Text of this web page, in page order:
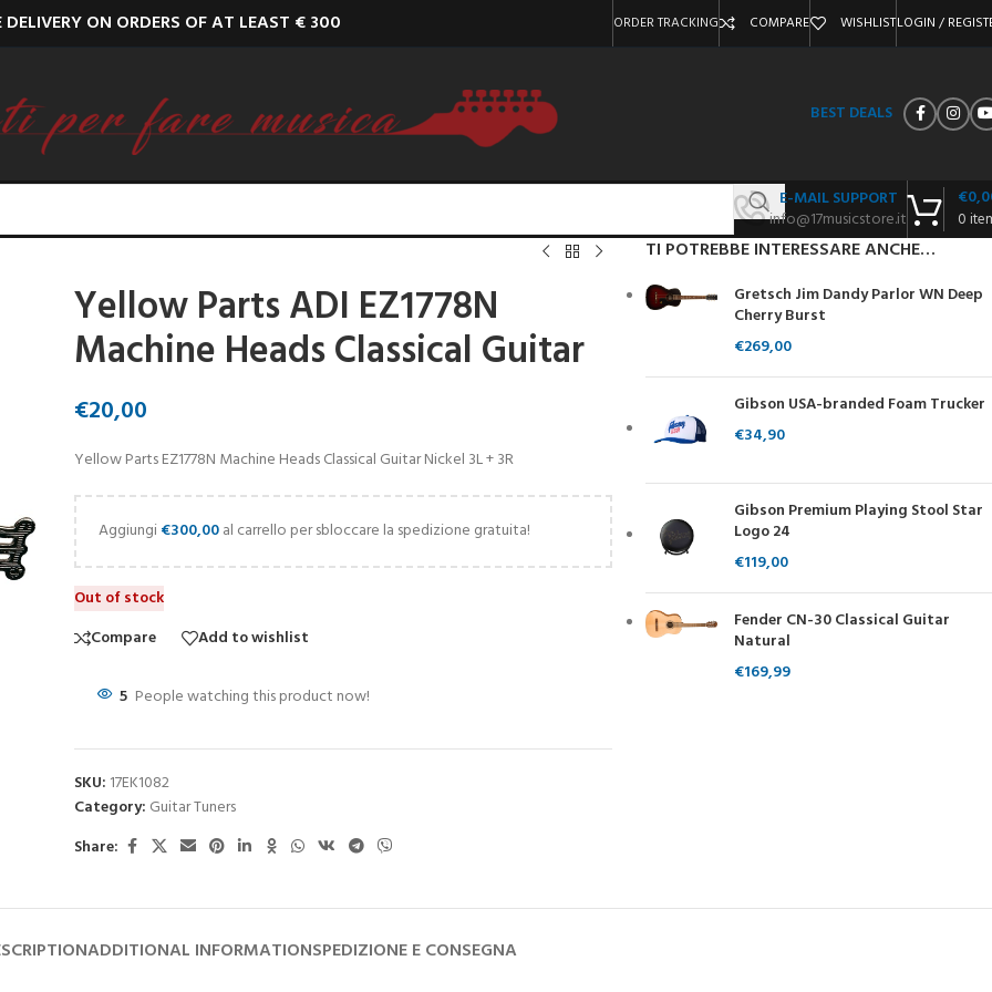
DELIVERY ON ORDERS OF AT LEAST € 300 ORDER TRACKING COMPARE WISHLISTLOGIN /
BEST DEALS
E-MAIL SUPPORT
info@17musicstore.it
0
€
Yellow Parts ADI EZ1778N
Machine Heads Classical Guitar
€20,00
Yellow Parts EZ1778N Machine Heads Classical Guitar Nickel 3L + 3R
Aggiungi€300,00al carrello per sbloccare la spedizione gratuita!
Out of stock
Compare
Add to wishlist
5 People watching this product now!
SKU: 17EK1082
Category: Guitar Tuners
Share:
TI POTREBBE INTERESSARE ANCHE…
Gretsch Jim Dandy Parlor WN Deep
Cherry Burst
€269,00
Gibson USA-branded Foam Trucker
€34,90
Gibson Premium Playing Stool Star
Logo 24
€119,00
Fender CN-30 Classical Guitar
Natural
€169,99
ADDITIONAL INFORMATIONSPEDIZIONE E CONSEGNA